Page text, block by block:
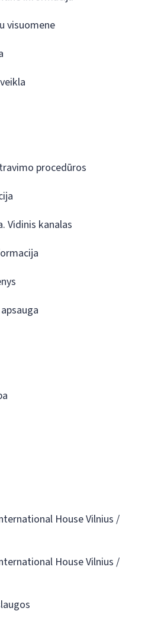
visuomene
procedūros
Vidinis kanalas
House Vilnius /
House Vilnius /